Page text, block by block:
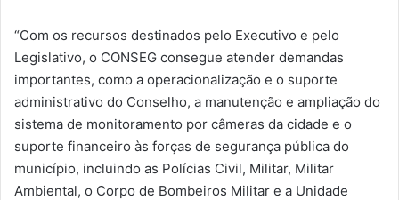
“Com os recursos destinados pelo Executivo e pelo
Legislativo, o CONSEG consegue atender demandas
importantes, como a operacionalização e o suporte
administrativo do Conselho, a manutenção e ampliação do
sistema de monitoramento por câmeras da cidade e o
suporte financeiro às forças de segurança pública do
município, incluindo as Polícias Civil, Militar, Militar
Ambiental, o Corpo de Bombeiros Militar e a Unidade